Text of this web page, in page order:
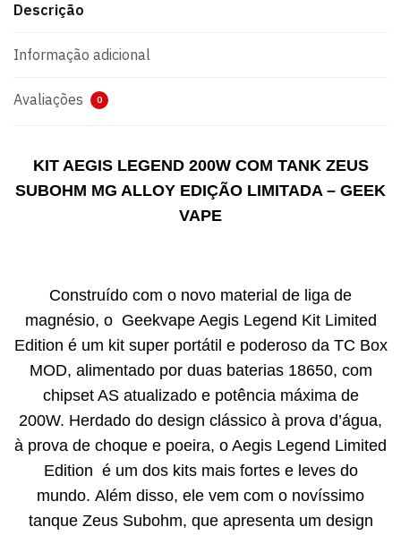
Descrição
Informação adicional
Avaliações 0
KIT AEGIS LEGEND 200W COM TANK ZEUS
SUBOHM MG ALLOY EDIÇÃO LIMITADA – GEEK
VAPE
Construído com o novo material de liga de
magnésio, o Geekvape Aegis Legend Kit Limited
Edition é um kit super portátil e poderoso da TC Box
MOD, alimentado por duas baterias 18650, com
chipset AS atualizado e potência máxima de
200W. Herdado do design clássico à prova d’água,
à prova de choque e poeira, o Aegis Legend Limited
Edition é um dos kits mais fortes e leves do
mundo. Além disso, ele vem com o novíssimo
tanque Zeus Subohm, que apresenta um design